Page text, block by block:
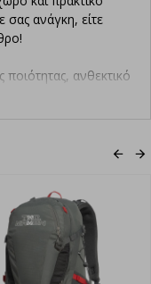
σας ανάγκη, είτε
ποιότητας, ανθεκτικό
πολλές
και ασφαλή.
στο καπάκι, δύο
συγκράτησης και
σακιδίου και